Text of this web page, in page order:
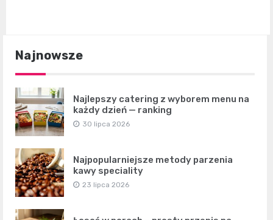
Najnowsze
Najlepszy catering z wyborem menu na
każdy dzień — ranking
30 lipca 2026
Najpopularniejsze metody parzenia
kawy speciality
23 lipca 2026